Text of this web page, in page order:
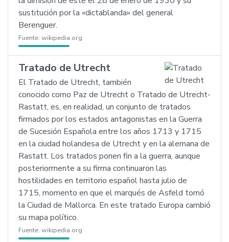
sustitución por la «dictablanda» del general
Berenguer.
Fuente: wikipedia.org
Tratado de Utrecht
El Tratado de Utrecht, también
conocido como Paz de Utrecht o Tratado de Utrecht-
Rastatt, es, en realidad, un conjunto de tratados
firmados por los estados antagonistas en la Guerra
de Sucesión Española entre los años 1713 y 1715
en la ciudad holandesa de Utrecht y en la alemana de
Rastatt. Los tratados ponen fin a la guerra, aunque
posteriormente a su firma continuaron las
hostilidades en territorio español hasta julio de
1715, momento en que el marqués de Asfeld tomó
la Ciudad de Mallorca. En este tratado Europa cambió
su mapa político.
Fuente: wikipedia.org